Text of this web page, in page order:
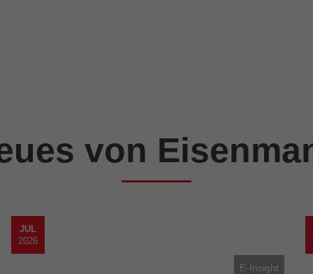
von
JUL
2026
E-Insight